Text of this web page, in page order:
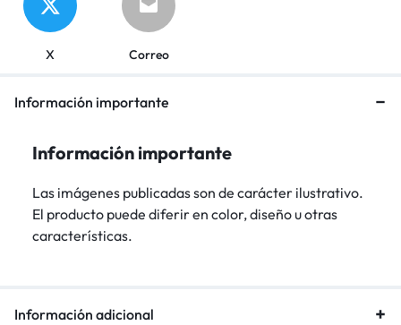
X Correo
Información importante
Información importante
Las imágenes publicadas son de carácter ilustrativo.
El producto puede diferir en color, diseño u otras
características.
Información adicional